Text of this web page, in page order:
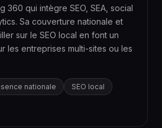
360 qui intègre SEO, SEA, social
Sa couverture nationale et
sur le SEO local en font un
les entreprises multi-sites ou les
nationale
SEO local